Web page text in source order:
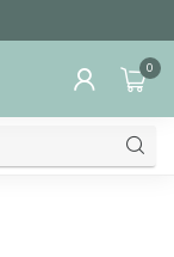
0